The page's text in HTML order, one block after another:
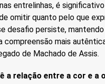
entrelinhas, é
omitir quanto pelo que
desafio persiste, mantendo
compreensão mais
de Machado de Assis.
a relação entre a cor e a